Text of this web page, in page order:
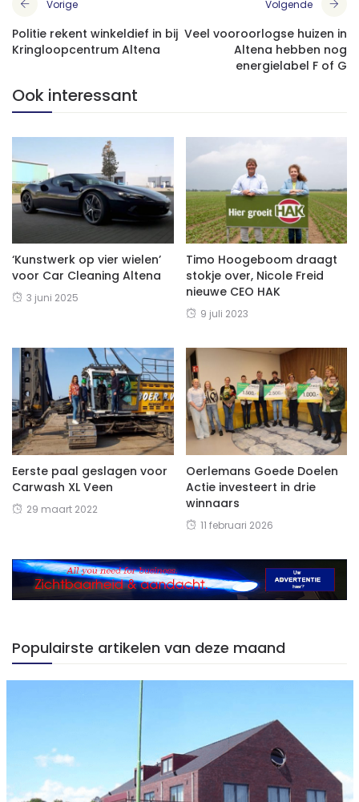
Vorige
Politie rekent winkeldief in bij
Kringloopcentrum Altena
Volgende
Veel vooroorlogse huizen in
Altena hebben nog
energielabel F of G
Ook interessant
‘Kunstwerk op vier wielen’
voor Car Cleaning Altena
3 juni 2025
Timo Hoogeboom draagt
stokje over, Nicole Freid
nieuwe CEO HAK
9 juli 2023
Eerste paal geslagen voor
Carwash XL Veen
29 maart 2022
Oerlemans Goede Doelen
Actie investeert in drie
winnaars
11 februari 2026
Populairste artikelen van deze maand